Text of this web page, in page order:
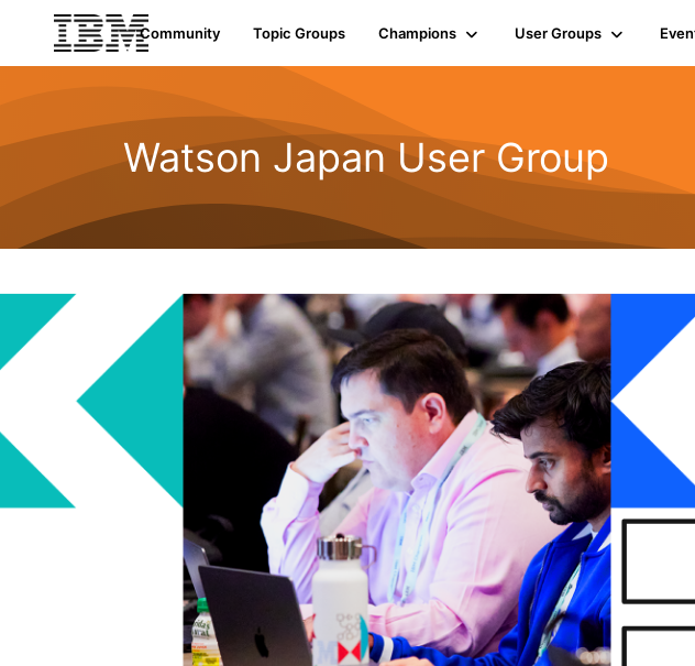
Community Topic Groups Champions User Groups
Watson Japan User Group